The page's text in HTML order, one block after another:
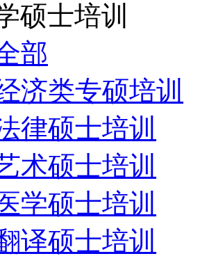
硕士培训
部
济类专硕培训
律硕士培训
术硕士培训
学硕士培训
译硕士培训